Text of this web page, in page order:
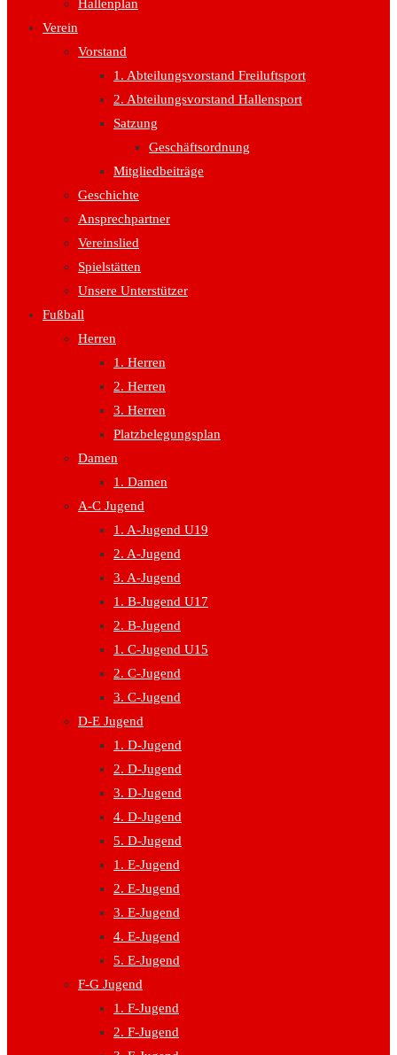
Hallenplan
Verein
Vorstand
1. Abteilungsvorstand Freiluftsport
2. Abteilungsvorstand Hallensport
Satzung
Geschäftsordnung
Mitgliedbeiträge
Geschichte
Ansprechpartner
Vereinslied
Spielstätten
Unsere Unterstützer
Fußball
Herren
1. Herren
2. Herren
3. Herren
Platzbelegungsplan
Damen
1. Damen
A-C Jugend
1. A-Jugend U19
2. A-Jugend
3. A-Jugend
1. B-Jugend U17
2. B-Jugend
1. C-Jugend U15
2. C-Jugend
3. C-Jugend
D-E Jugend
1. D-Jugend
2. D-Jugend
3. D-Jugend
4. D-Jugend
5. D-Jugend
1. E-Jugend
2. E-Jugend
3. E-Jugend
4. E-Jugend
5. E-Jugend
F-G Jugend
1. F-Jugend
2. F-Jugend